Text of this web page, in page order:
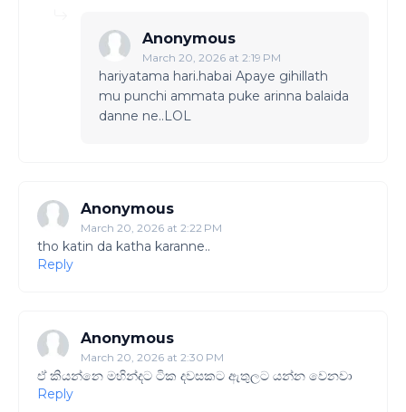
Anonymous
March 20, 2026 at 2:19 PM
hariyatama hari.habai Apaye gihillath
mu punchi ammata puke arinna balaida
danne ne..LOL
Anonymous
March 20, 2026 at 2:22 PM
tho katin da katha karanne..
Reply
Anonymous
March 20, 2026 at 2:30 PM
ඒ කියන්නෙ මහින්දට ටික දවසකට ඇතුලට යන්න වෙනවා
Reply